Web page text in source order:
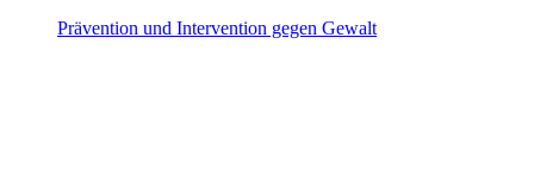
Prävention und Intervention gegen Gewalt